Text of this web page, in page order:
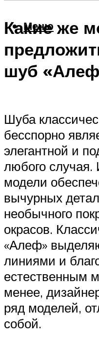
Меню
Какие же
шуб
Шуба
бесспорно
элегантной и
любого случая.
модели
вычурных
необычного
окрасов.
«Алеф»
линиями и
естественным
менее,
ряд моделей,
собой.